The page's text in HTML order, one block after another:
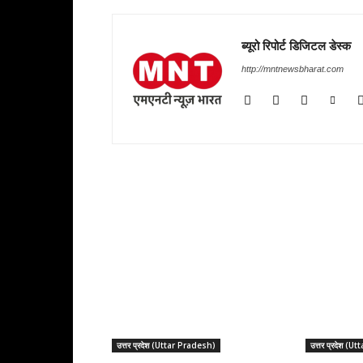
ब्यूरो रिपोर्ट डिजिटल डेस्क
http://mntnewsbharat.com
उत्तर प्रदेश (Uttar Pradesh) उत्तर प्रदेश